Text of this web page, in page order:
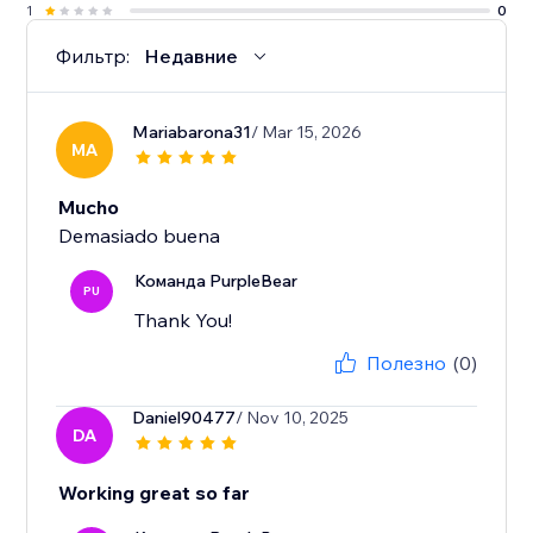
1
0
Фильтр: Недавние
MA
Mariabarona31/ Mar 15, 2026
Mucho
Demasiado buena
PU Команда PurpleBear
Thank You!
Полезно (0)
DA
Daniel90477/ Nov 10, 2025
Working great so far